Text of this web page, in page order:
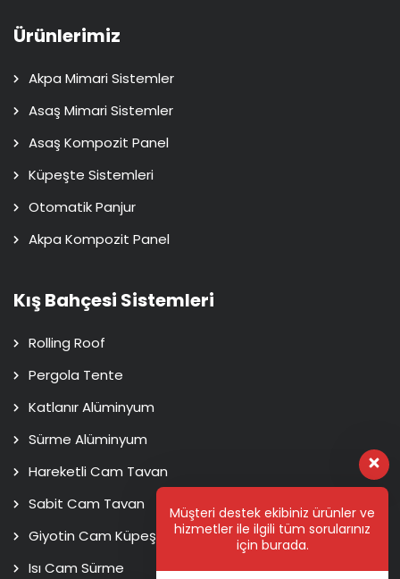
Ürünlerimiz
Akpa Mimari Sistemler
Asaş Mimari Sistemler
Asaş Kompozit Panel
Küpeşte Sistemleri
Otomatik Panjur
Akpa Kompozit Panel
Kış Bahçesi Sistemleri
Rolling Roof
Pergola Tente
Katlanır Alüminyum
Sürme Alüminyum
Hareketli Cam Tavan
Sabit Cam Tavan
Giyotin Cam Küpeşte
Isı Cam Sürme
Müşteri destek ekibiniz ürünler ve
hizmetler ile ilgili tüm sorularınız
için burada.